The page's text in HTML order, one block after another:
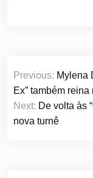
de
Post
Previous: Mylena
Ex” também
Next: De volta às
nova turnê